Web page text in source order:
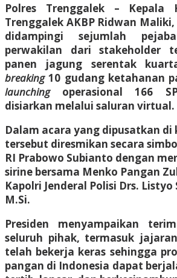
Polres Trenggalek – Kepala
Trenggalek AKBP Ridwan Maliki,
didampingi sejumlah
perwakilan dari stakeholder
panen jagung serentak
breaking10 gudang ketahanan
launchingoperasional 166
disiarkan melalui saluran virtual.
Dalam acara yang dipusatkan di
tersebut diresmikan secara
RI Prabowo Subianto dengan
sirine bersama Menko Pangan
Kapolri Jenderal Polisi Drs.
M.Si.
Presiden menyampaikan
seluruh pihak, termasuk
telah bekerja keras sehingga
pangan di Indonesia dapat